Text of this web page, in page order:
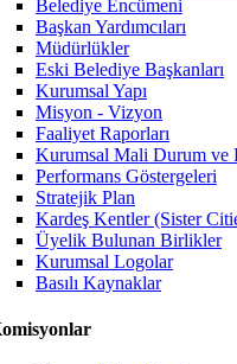
Belediye Encümeni
Başkan Yardımcıları
Müdürlükler
Eski Belediye Başkanları
Kurumsal Yapı
Misyon - Vizyon
Faaliyet Raporları
Kurumsal Mali Durum ve
Performans Göstergeleri
Stratejik Plan
Kardeş Kentler (Sister
Üyelik Bulunan Birlikler
Kurumsal Logolar
Basılı Kaynaklar